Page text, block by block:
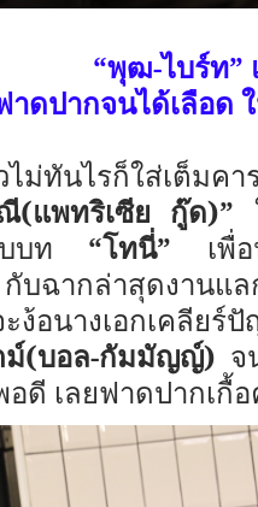
“พุฒ-ไบร์ท”
าดปากจนได้เลือด
ไม่ทันไรก็ใส่เต็มค
(แพทริเซีย กู๊ด)”
บบท “โทนี่” เพื่อ
บฉากล่าสุดงานแ
ง้อนางเอกเคลียร์ปั
(บอล-กัมมัญญ์) จ
อดี เลยฟาดปากเกื้